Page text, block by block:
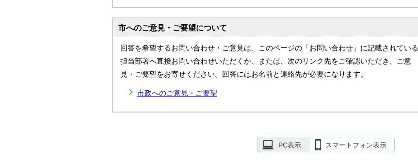
市へのご意見・ご要望について
回答を希望するお問い合わせ・ご意見は、このページの「お問い合わせ」に記載されている
担当部署へ直接お問い合わせいただくか、または、次のリンク先をご確認いただき、ご意
見・ご要望をお寄せください。回答にはお名前と連絡先が必要になります。
市政へのご意見・ご要望
PC表示 スマートフォン表示